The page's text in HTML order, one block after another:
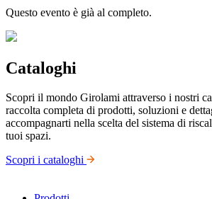
Questo evento è già al completo.
Cataloghi
Scopri il mondo Girolami attraverso i nostri
raccolta completa di prodotti, soluzioni e
accompagnarti nella scelta del sistema di
tuoi spazi.
Scopri i cataloghi